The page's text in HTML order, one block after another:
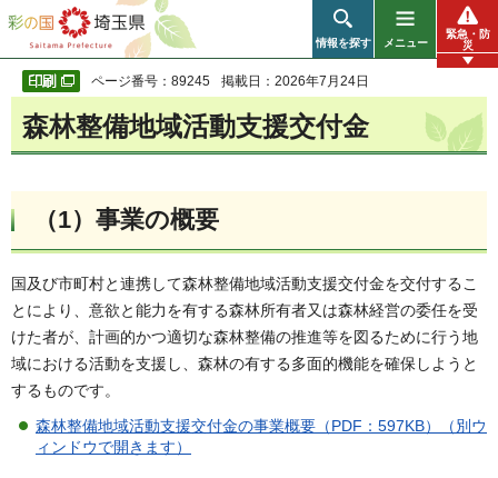
彩の国 埼玉県
情報を探す メニュー
緊急・防
災
ページ番号：89245 掲載日：2026年7月24日
森林整備地域活動支援交付金
（1）事業の概要
国及び市町村と連携して森林整備地域活動支援交付金を交付するこ
とにより、意欲と能力を有する森林所有者又は森林経営の委任を受
けた者が、計画的かつ適切な森林整備の推進等を図るために行う地
域における活動を支援し、森林の有する多面的機能を確保しようと
するものです。
森林整備地域活動支援交付金の事業概要（PDF：597KB）（別ウ
ィンドウで開きます）